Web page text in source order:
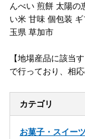
んべい 煎餅 太陽の
い米 甘味 個包装
玉県 草加市
【地場産品に該当
で行っており、相
カテゴリ
お菓子・スイーツ